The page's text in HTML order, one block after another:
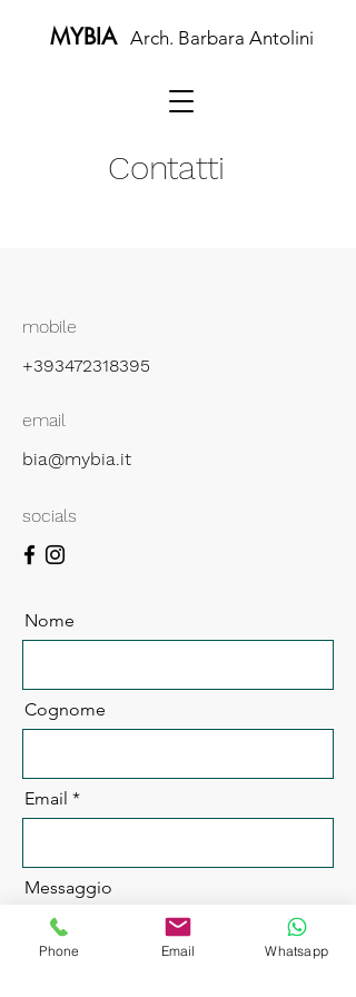
MYBIA Arch. Barbara Antolini
Contatti
mobile
+393472318395
email
bia@mybia.it
socials
Nome
Cognome
Email
Messaggio
Phone Email Whatsapp